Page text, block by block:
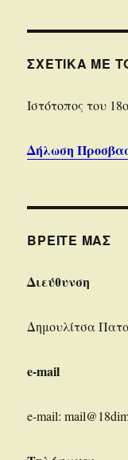
ΣΧΕΤΙΚΆ ΜΕ
Iστότοπoς του
Δήλωση
ΒΡΕΊΤΕ ΜΑΣ
Διεύθυνση
Δημουλίτσα
e-mail
e-mail: